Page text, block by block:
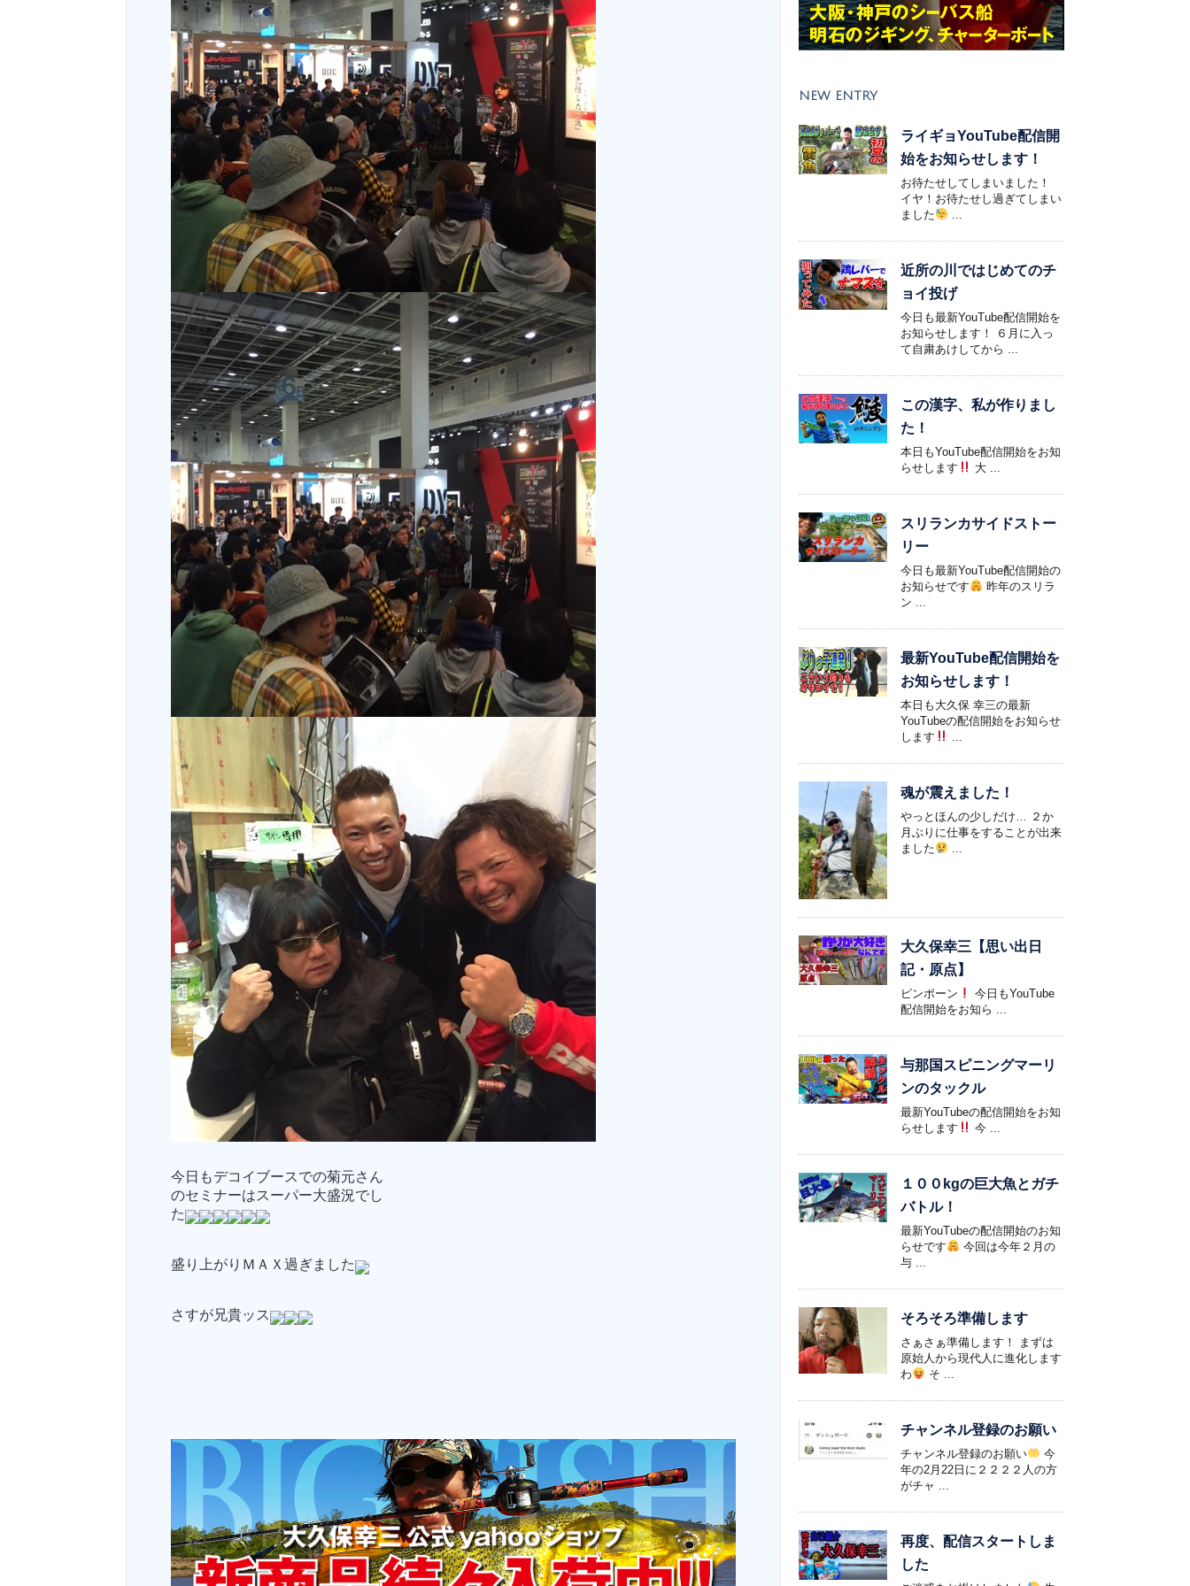
今日もデコイブースでの菊元さん
のセミナーはスーパー大盛況でし
た
盛り上がりＭＡＸ過ぎました
さすが兄貴ッス
NEW ENTRY
ライギョYouTube配信開
始をお知らせします！
お待たせしてしまいました！
イヤ！お待たせし過ぎてしまい
ました
...
近所の川ではじめてのチ
ョイ投げ
今日も最新YouTube配信開始を
お知らせします！ ６月に入っ
て自粛あけしてから ...
この漢字、私が作りまし
た！
本日もYouTube配信開始をお知
らせします
大 ...
スリランカサイドストー
リー
今日も最新YouTube配信開始の
お知らせです
昨年のスリラ
ン ...
最新YouTube配信開始を
お知らせします！
本日も大久保 幸三の最新
YouTubeの配信開始をお知らせ
します
...
魂が震えました！
やっとほんの少しだけ… ２か
月ぶりに仕事をすることが出来
ました
...
大久保幸三【思い出日
記・原点】
ピンポーン
今日もYouTube
配信開始をお知ら ...
与那国スピニングマーリ
ンのタックル
最新YouTubeの配信開始をお知
らせします
今 ...
１００kgの巨大魚とガチ
バトル！
最新YouTubeの配信開始のお知
らせです
今回は今年２月の
与 ...
そろそろ準備します
さぁさぁ準備します！ まずは
原始人から現代人に進化します
わ
そ ...
チャンネル登録のお願い
チャンネル登録のお願い
今
年の2月22日に２２２２人の方
がチャ ...
再度、配信スタートしま
した